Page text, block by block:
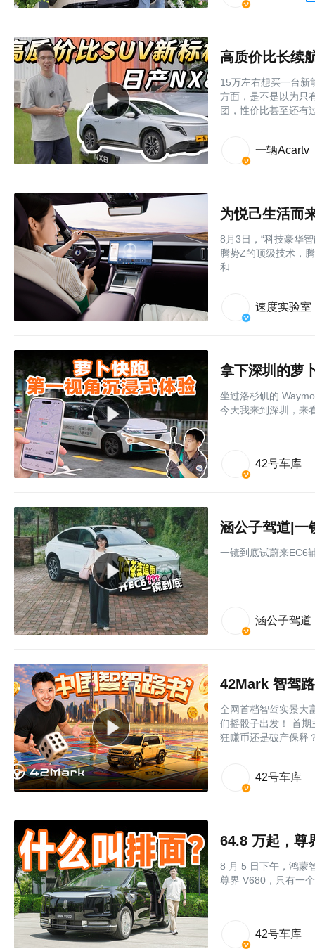
高质价比长续
15万左右想买一台新
方面，是不是以为只
团，性价比甚至还有
一辆Acartv
为悦己生活而
8月3日，“科技豪华
腾势Z的顶级技术，
和
速度实验室
拿下深圳的萝
坐过洛杉矶的
今天我来到深圳，来
42号车库
一镜到底试蔚来EC6
涵公子驾道
42Mark 智驾
全网首档智驾实景大
们摇骰子出发！ 首
狂赚币还是破产保释
42号车库
64.8 万起，尊
8 月 5 日下午，鸿蒙
尊界 V680，只有一
42号车库